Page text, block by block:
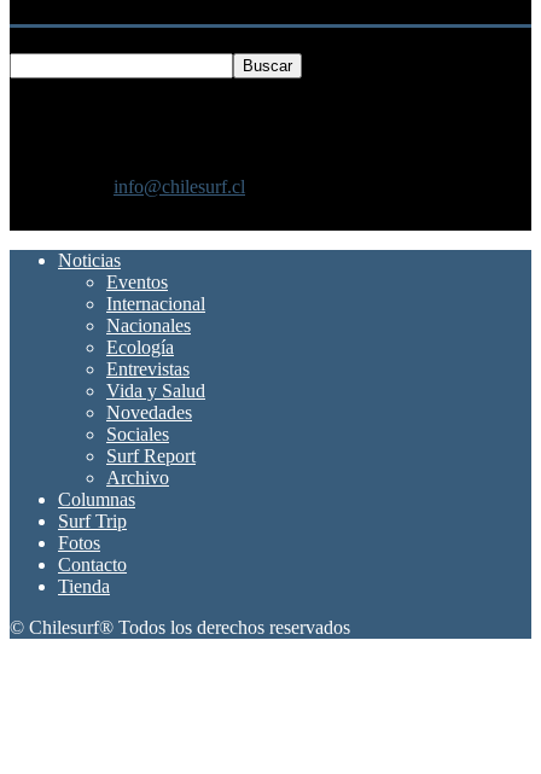
info@chilesurf.cl
Noticias
Eventos
Internacional
Nacionales
Ecología
Entrevistas
Vida y Salud
Novedades
Sociales
Surf Report
Archivo
Columnas
Surf Trip
Fotos
Contacto
Tienda
© Chilesurf® Todos los derechos reservados